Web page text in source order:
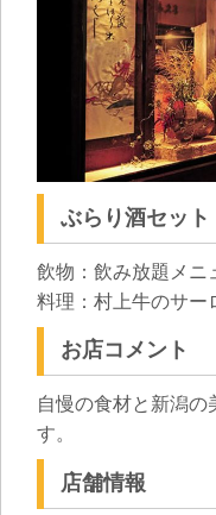
ぶらり酒セット
飲物：飲み放題メニ
料理：村上牛のサー
お店コメント
自慢の食材と新潟の
す。
店舗情報